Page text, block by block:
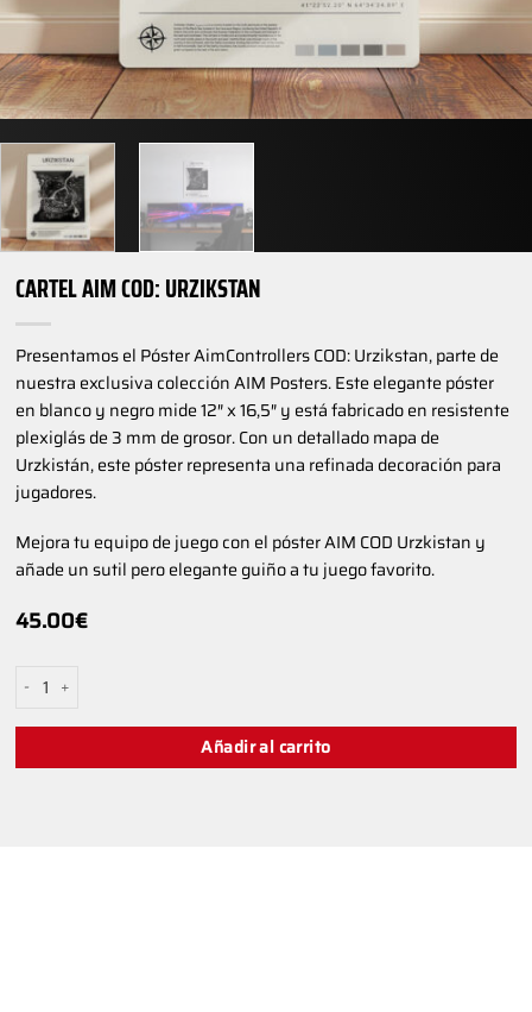
CARTEL AIM COD: URZIKSTAN
Presentamos el Póster AimControllers COD: Urzikstan, parte de
nuestra exclusiva colección AIM Posters. Este elegante póster
en blanco y negro mide 12″ x 16,5″ y está fabricado en resistente
plexiglás de 3 mm de grosor. Con un detallado mapa de
Urzkistán, este póster representa una refinada decoración para
jugadores.
Mejora tu equipo de juego con el póster AIM COD Urzkistan y
añade un sutil pero elegante guiño a tu juego favorito.
45.00€
CARTEL AIM COD: Urzikstan cantidad
Añadir al carrito